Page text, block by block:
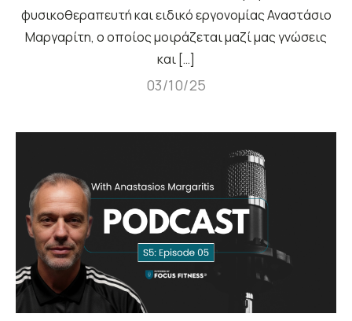
φυσικοθεραπευτή και ειδικό εργονομίας Αναστάσιο
Μαργαρίτη, ο οποίος μοιράζεται μαζί μας γνώσεις
και […]
03/10/25